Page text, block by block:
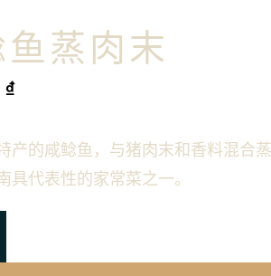
蒸肉末
₫
产的咸鲶鱼，与猪肉末和香料混合
具代表性的家常菜之一。